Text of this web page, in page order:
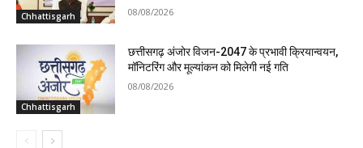
Chhattisgarh 08/08/2026
Chhattisgarh
छत्तीसगढ़ अंजोर विजन-2047 के प्रभावी क्रियान्वयन,
मॉनिटरिंग और मूल्यांकन को मिलेगी नई गति
08/08/2026